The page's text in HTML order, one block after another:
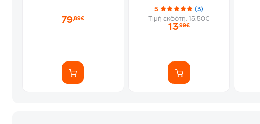
79,89€
5
(3)
Τιμή εκδότη: 15.50€
13,99€